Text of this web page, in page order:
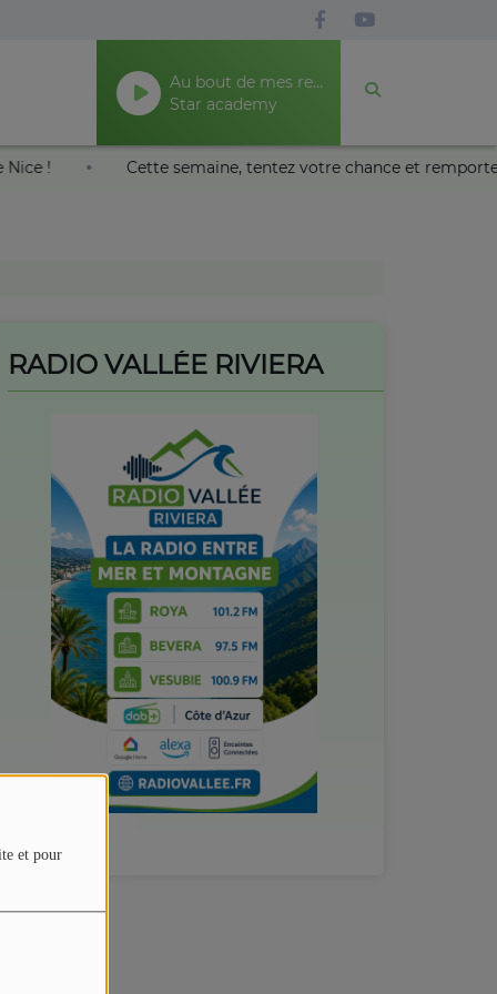
et pour
Au bout de mes reves
Star academy
Nikaïa de Nice ! Cette semaine, tentez votre
RADIO VALLÉE RIVIERA